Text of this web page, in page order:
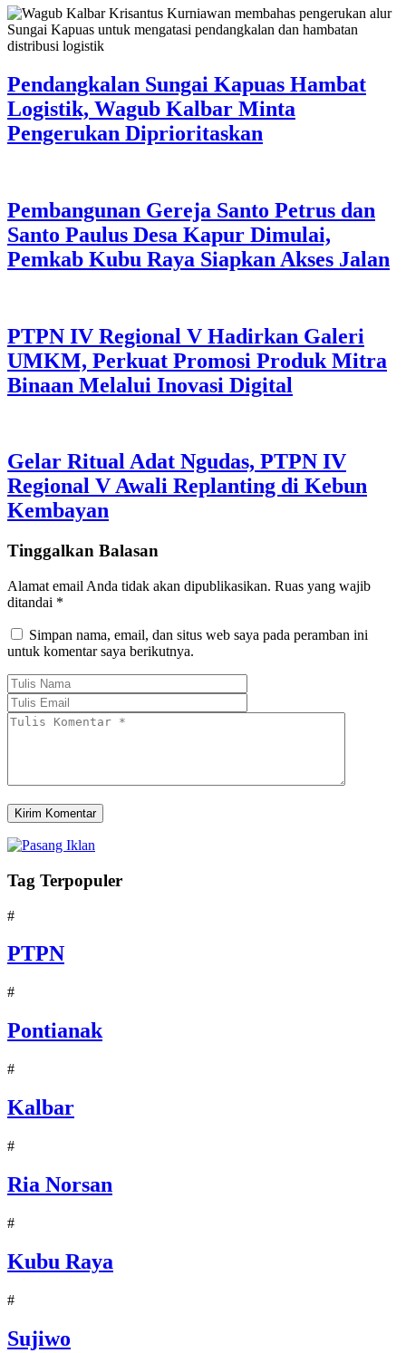
Pendangkalan Sungai Kapuas Hambat
Logistik, Wagub Kalbar Minta
Pengerukan Diprioritaskan
Pembangunan Gereja Santo Petrus dan
Santo Paulus Desa Kapur Dimulai,
Pemkab Kubu Raya Siapkan Akses Jalan
PTPN IV Regional V Hadirkan Galeri
UMKM, Perkuat Promosi Produk Mitra
Binaan Melalui Inovasi Digital
Gelar Ritual Adat Ngudas, PTPN IV
Regional V Awali Replanting di Kebun
Kembayan
Tinggalkan Balasan
Alamat email Anda tidak akan dipublikasikan. Ruas yang wajib
ditandai *
Simpan nama, email, dan situs web saya pada peramban ini
untuk komentar saya berikutnya.
Tag Terpopuler
#
PTPN
#
Pontianak
#
Kalbar
#
Ria Norsan
#
Kubu Raya
#
Sujiwo